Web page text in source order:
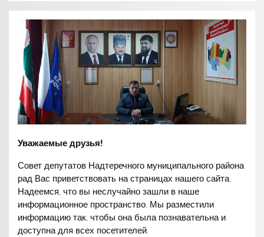
Уважаемые друзья!
Совет депутатов Надтеречного муниципального района
рад Вас приветствовать на страницах нашего сайта.
Надеемся, что вы неслучайно зашли в наше
информационное пространство. Мы разместили
информацию так, чтобы она была познавательна и
доступна для всех посетителей.